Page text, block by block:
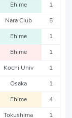
Ehime 1
Nara Club 5
Ehime 1
Ehime 1
Kochi Univ 1
Osaka 1
Ehime 4
Tokushima 1